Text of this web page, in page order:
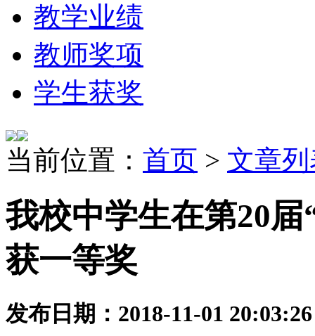
教学业绩
教师奖项
学生获奖
当前位置： 首页 > 文章
我校中学生在第20
获一等奖
发布日期：2018-11-01